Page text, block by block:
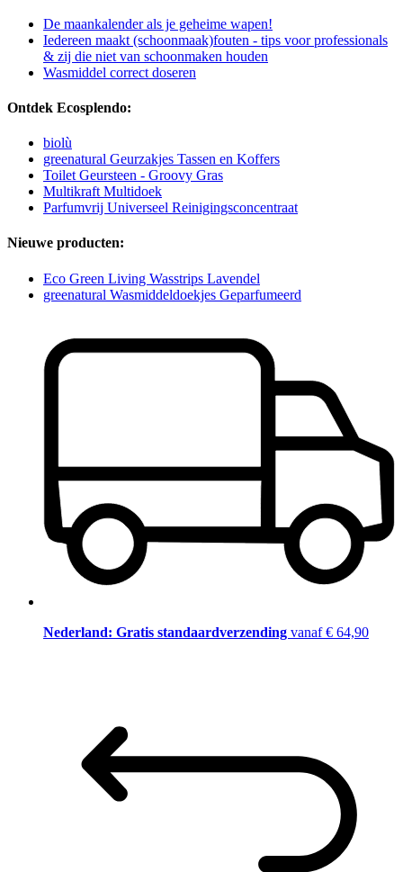
De maankalender als je geheime wapen!
Iedereen maakt (schoonmaak)fouten - tips voor professionals
& zij die niet van schoonmaken houden
Wasmiddel correct doseren
Ontdek Ecosplendo:
biolù
greenatural Geurzakjes Tassen en Koffers
Toilet Geursteen - Groovy Gras
Multikraft Multidoek
Parfumvrij Universeel Reinigingsconcentraat
Nieuwe producten:
Eco Green Living Wasstrips Lavendel
greenatural Wasmiddeldoekjes Geparfumeerd
Nederland: Gratis standaardverzending vanaf € 64,90